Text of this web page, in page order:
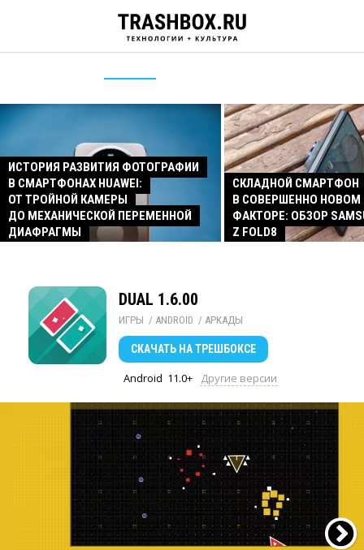
ИСТОРИЯ РАЗВИТИЯ ФОТОГРАФИИ
В СМАРТФОНАХ HUAWEI:
ОТ ТРОЙНОЙ КАМЕРЫ
ДО МЕХАНИЧЕСКОЙ ПЕРЕМЕННОЙ
ДИАФРАГМЫ
СКЛАДНОЙ СМАРТФОН
В СОВЕРШЕННО
ФАКТОРЕ: ОБЗОР
Z FOLD8
DUAL 1.6.00
ИГРЫ / ANDROID / АРКАДЫ
СКАЧАТЬ НА ТРЕШБОКСЕ
Android 11.0+ Другие версии